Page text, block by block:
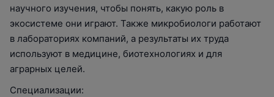
научного изучения, чтобы понять, какую роль в
экосистеме они играют. Также микробиологи работают
в лабораториях компаний, а результаты их труда
используют в медицине, биотехнологиях и для
аграрных целей.
Специализации: